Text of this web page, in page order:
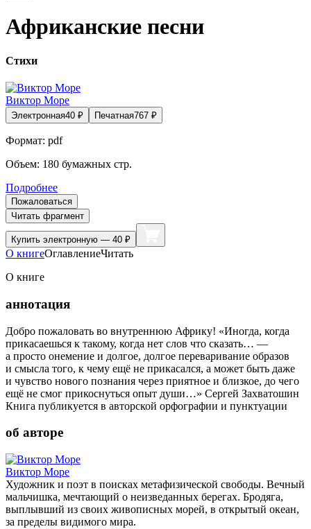
Африканские песни
Стихи
Виктор Море
Электронная40 ₽ Печатная767 ₽
Формат: pdf
Объем: 180 бумажных стр.
Подробнее
Пожаловаться
Читать фрагмент
Купить электронную — 40 ₽
О книгеОглавлениеЧитать
О книге
аннотация
Добро пожаловать во внутреннюю Африку! «Иногда, когда
прикасаешься к такому, когда нет слов что сказать… —
а просто онемение и долгое, долгое переваривание образов
и смысла того, к чему ещё не прикасался, а может быть даже
и чувство нового познания через приятное и близкое, до чего
ещё не смог прикоснуться опыт души…» Сергей Захватошин
Книга публикуется в авторской орфографии и пунктуации
об авторе
Виктор Море
Художник и поэт в поисках метафизической свободы. Вечный
мальчишка, мечтающий о неизведанных берегах. Бродяга,
выплывший из своих живописных морей, в открытый океан,
за пределы видимого мира.